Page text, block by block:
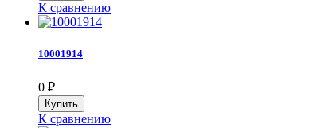
К сравнению
10001914
0 ₽
К сравнению